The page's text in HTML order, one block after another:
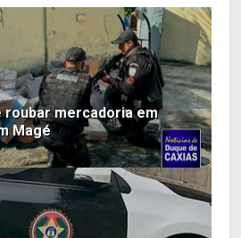
roubar mercadoria em
Magé